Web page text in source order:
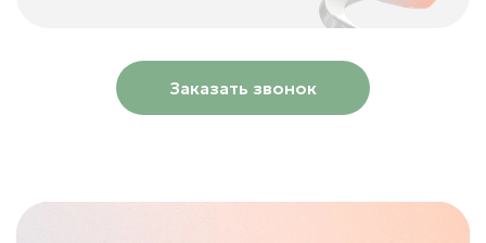
Заказать звонок